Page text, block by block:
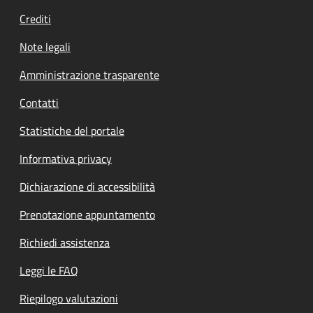
Crediti
Note legali
Amministrazione trasparente
Contatti
Statistiche del portale
Informativa privacy
Dichiarazione di accessibilità
Prenotazione appuntamento
Richiedi assistenza
Leggi le FAQ
Riepilogo valutazioni